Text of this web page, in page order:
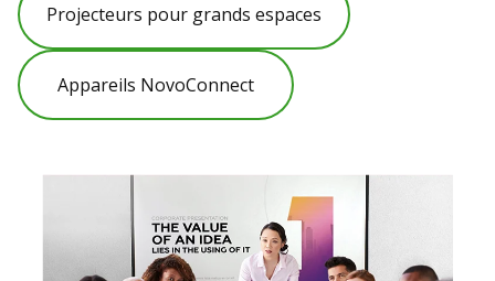
Projecteurs pour grands espaces
Appareils NovoConnect